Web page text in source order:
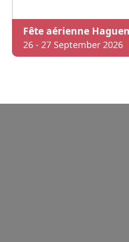
Fête aérienne
26 - 27 September 2026